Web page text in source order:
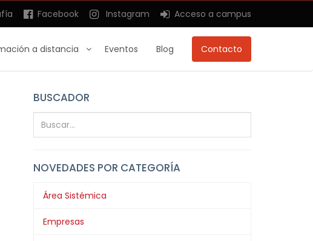
Facebook Instagram Acceso a campus
a distancia Eventos Blog Contacto
BUSCADOR
NOVEDADES POR CATEGORÍA
Área Sistémica
Empresas